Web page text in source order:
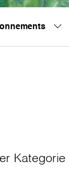
Kategorie